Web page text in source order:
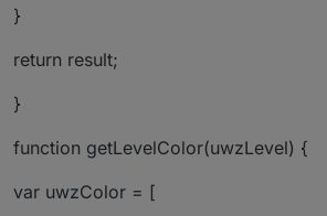
}
return result;
}
function getLevelColor(uwzLevel) {
var uwzColor = [